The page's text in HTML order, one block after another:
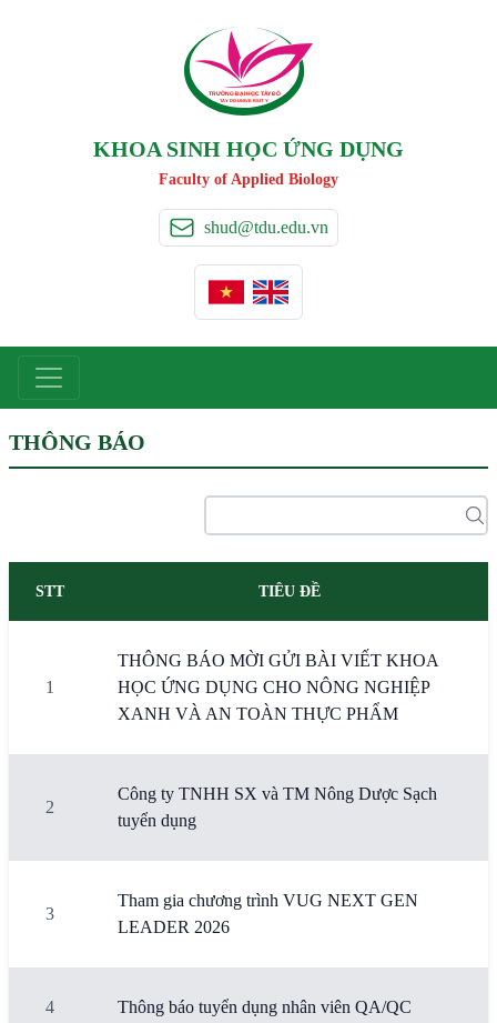
TRƯỜNG ĐẠI HỌC TÂY ĐÔ
TAY DO UNIVERSIT Y
KHOA SINH HỌC ỨNG DỤNG
Faculty of Applied Biology
shud@tdu.edu.vn
THÔNG BÁO
STT TIÊU ĐỀ
1
THÔNG BÁO MỜI GỬI BÀI VIẾT KHOA
HỌC ỨNG DỤNG CHO NÔNG NGHIỆP
XANH VÀ AN TOÀN THỰC PHẨM
2
Công ty TNHH SX và TM Nông Dược Sạch
tuyển dụng
3
Tham gia chương trình VUG NEXT GEN
LEADER 2026
4 Thông báo tuyển dụng nhân viên QA/QC